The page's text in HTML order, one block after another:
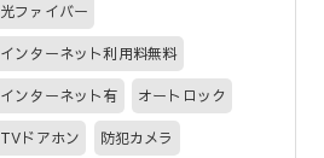
光ファイバー
インターネット利用料無料
インターネット有 オートロック
TVドアホン 防犯カメラ